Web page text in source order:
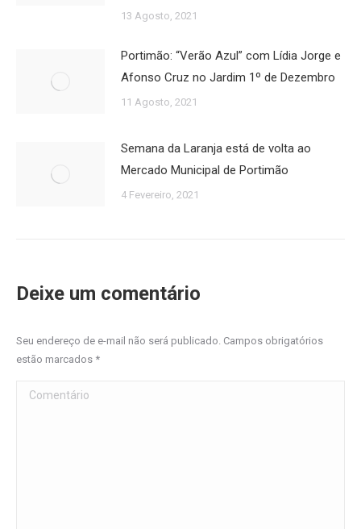
13 Agosto, 2021
Portimão: “Verão Azul” com Lídia Jorge e
Afonso Cruz no Jardim 1º de Dezembro
11 Agosto, 2021
Semana da Laranja está de volta ao
Mercado Municipal de Portimão
4 Fevereiro, 2021
Deixe um comentário
Seu endereço de e-mail não será publicado. Campos obrigatórios
estão marcados *
Comentário